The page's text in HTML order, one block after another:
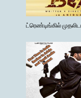
ட்ரெண்டிங்கில்